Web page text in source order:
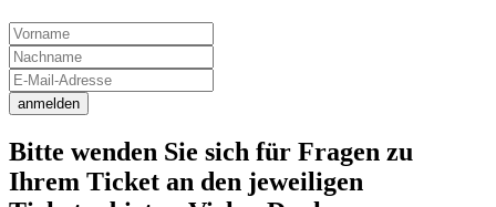
anmelden
Bitte wenden Sie sich für Fragen zu
Ihrem Ticket an den jeweiligen